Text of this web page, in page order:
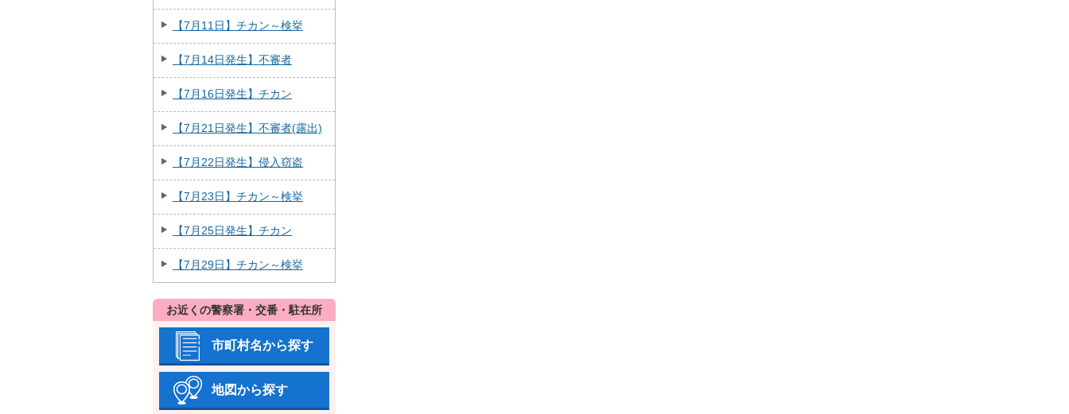
【7月11日】チカン～検挙
【7月14日発生】不審者
【7月16日発生】チカン
【7月21日発生】不審者(露出)
【7月22日発生】侵入窃盗
【7月23日】チカン～検挙
【7月25日発生】チカン
【7月29日】チカン～検挙
お近くの警察署・交番・駐在所
市町村名から探す
地図から探す